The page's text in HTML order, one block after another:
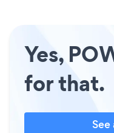
Yes,
for that.